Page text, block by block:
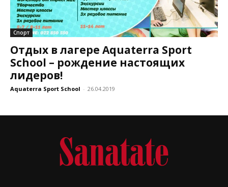
Спорт
Отдых в лагере Aquaterra Sport
School – рождение настоящих
лидеров!
Aquaterra Sport School - 26.04.2019